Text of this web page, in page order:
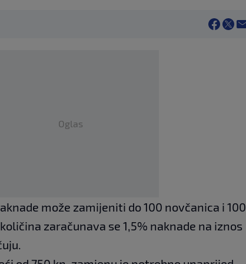
Oglas
može zamijeniti do 100 novčanica i 100
zaračunava se 1,5% naknade na iznos